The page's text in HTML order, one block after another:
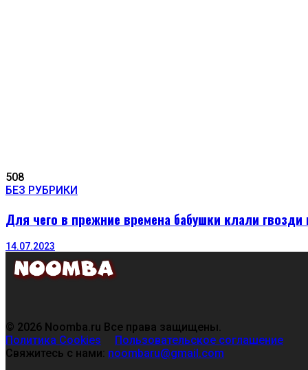
508
БЕЗ РУБРИКИ
Для чего в прежние времена бабушки клали гвозди
14.07.2023
© 2026 Noomba.ru Все права защищены.
Политика Cookies
Пользовательское соглашение
Свяжитесь с нами: noombaru@gmail.com